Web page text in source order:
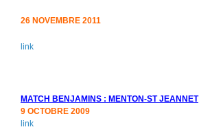
26 NOVEMBRE 2011
link
MATCH BENJAMINS : MENTON-ST JEANNET
9 OCTOBRE 2009
link